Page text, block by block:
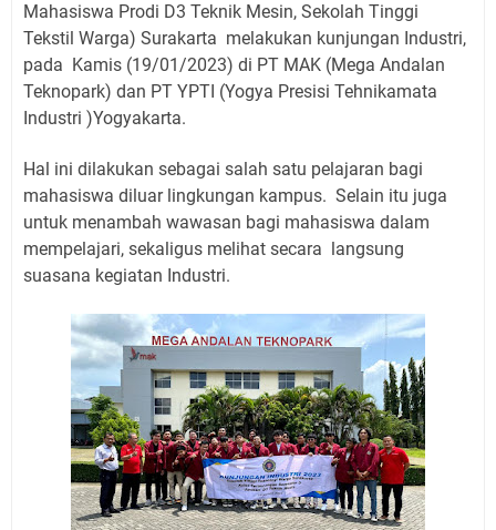
Mahasiswa Prodi D3 Teknik Mesin, Sekolah Tinggi
Tekstil Warga) Surakarta melakukan kunjungan Industri,
pada Kamis (19/01/2023) di PT MAK (Mega Andalan
Teknopark) dan PT YPTI (Yogya Presisi Tehnikamata
Industri )Yogyakarta.
Hal ini dilakukan sebagai salah satu pelajaran bagi
mahasiswa diluar lingkungan kampus. Selain itu juga
untuk menambah wawasan bagi mahasiswa dalam
mempelajari, sekaligus melihat secara
langsung
suasana kegiatan Industri.